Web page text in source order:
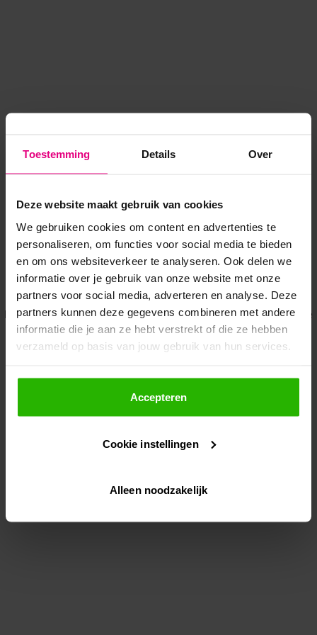
Toestemming Details Over
Deze website maakt gebruik van cookies
We gebruiken cookies om content en advertenties te
personaliseren, om functies voor social media te bieden
en om ons websiteverkeer te analyseren. Ook delen we
informatie over je gebruik van onze website met onze
partners voor social media, adverteren en analyse. Deze
partners kunnen deze gegevens combineren met andere
informatie die je aan ze hebt verstrekt of die ze hebben
verzameld op basis van jouw gebruik van hun services.
Als je op "Accepteer" klikt, dan geef je Voordeeluitjes.nl
toestemming om cookies voor social media en
gepersonaliseerde advertenties te plaatsen.
Lees hier meer over in onsprivacybeleid
Via "Cookie instellingen" kun je ook zelf instellen welke
Accepteren
Cookie instellingen
Alleen noodzakelijk
Application error: a client-side exception has occurred while
loadingwww.voordeeluitjes.nl (see the browser console for more
information).